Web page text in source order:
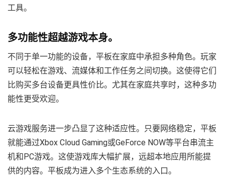
工具。
多功能性超越游戏本身。
不同于单一功能的设备，平板在家庭中承担多种角色。玩家
可以轻松在游戏、流媒体和工作任务之间切换。这使得它们
比购买多台设备更具性价比。尤其在家庭共享时，这种多功
能性更受欢迎。
云游戏服务进一步凸显了这种适应性。只要网络稳定，平板
就能通过Xbox Cloud Gaming或GeForce NOW等平台串流主
机和PC游戏。这使游戏库大幅扩展，远超本地应用所能提
供的内容。平板成为进入多个生态系统的入口。